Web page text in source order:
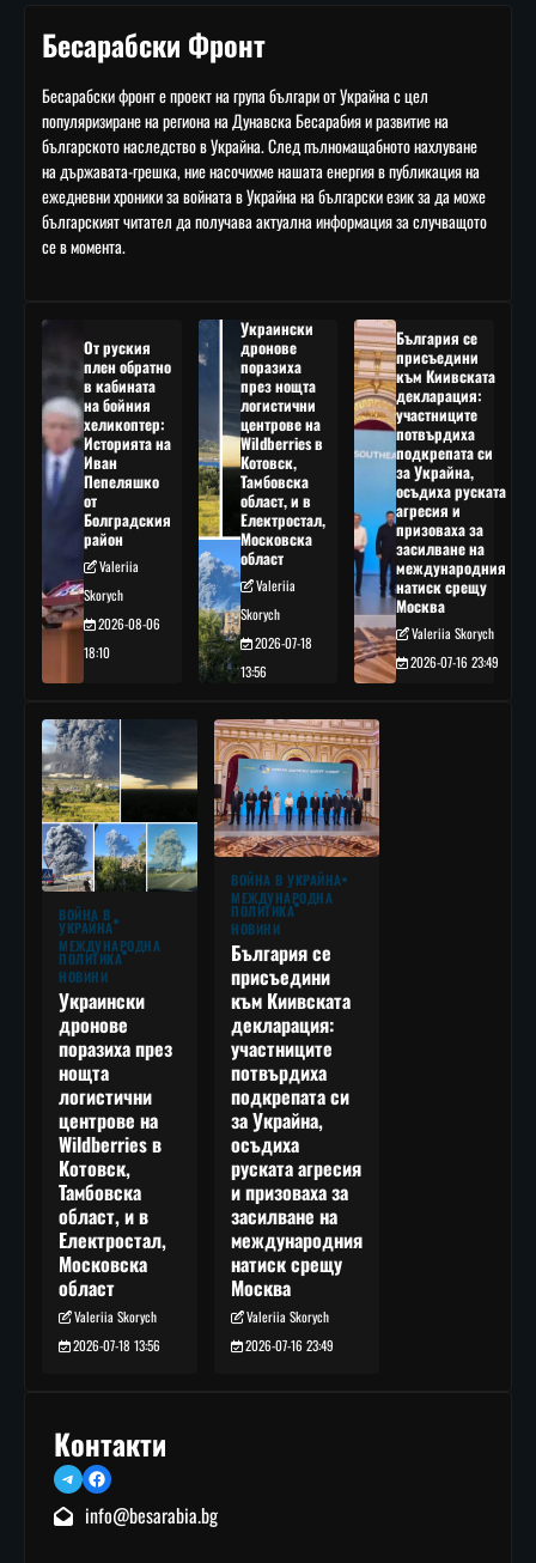
Бесарабски Фронт
Бесарабски фронт е проект на група българи от Украйна с цел
популяризиране на региона на Дунавска Бесарабия и развитие на
българското наследство в Украйна. След пълномащабното нахлуване
на държавата-грешка, ние насочихме нашата енергия в публикация на
ежедневни хроники за войната в Украйна на български език за да може
българският читател да получава актуална информация за случващото
се в момента.
От руския
плен обратно
в кабината
на бойния
хеликоптер:
Историята на
Иван
Пепеляшко
от
Болградския
район
Valeriia
Skorych
2026-08-06
18:10
Украински
дронове
поразиха
през нощта
логистични
центрове на
Wildberries в
Котовск,
Тамбовска
област, и в
Електростал,
Московска
област
Valeriia
Skorych
2026-07-18
13:56
България се
присъедини
към Киивската
декларация:
участниците
потвърдиха
подкрепата си
за Украйна,
осъдиха руската
агресия и
призоваха за
засилване на
международния
натиск срещу
Москва
Valeriia Skorych
2026-07-16 23:49
ВОЙНА В
УКРАЙНА
МЕЖДУНАРОДНА
ПОЛИТИКА
НОВИНИ
Украински
дронове
поразиха през
нощта
логистични
центрове на
Wildberries в
Котовск,
Тамбовска
област, и в
Електростал,
Московска
област
Valeriia Skorych
2026-07-18 13:56
ВОЙНА В УКРАЙНА
МЕЖДУНАРОДНА
ПОЛИТИКА
НОВИНИ
България се
присъедини
към Киивската
декларация:
участниците
потвърдиха
подкрепата си
за Украйна,
осъдиха
руската агресия
и призоваха за
засилване на
международния
натиск срещу
Москва
Valeriia Skorych
2026-07-16 23:49
Контакти
TelegramFacebook
info@besarabia.bg